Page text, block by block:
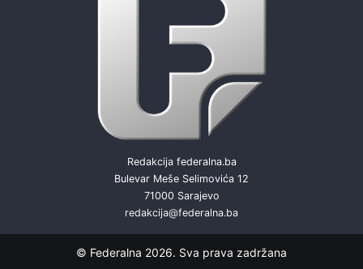
Redakcija federalna.ba
Bulevar Meše Selimovića 12
71000 Sarajevo
redakcija@federalna.ba
© Federalna 2026. Sva prava zadržana